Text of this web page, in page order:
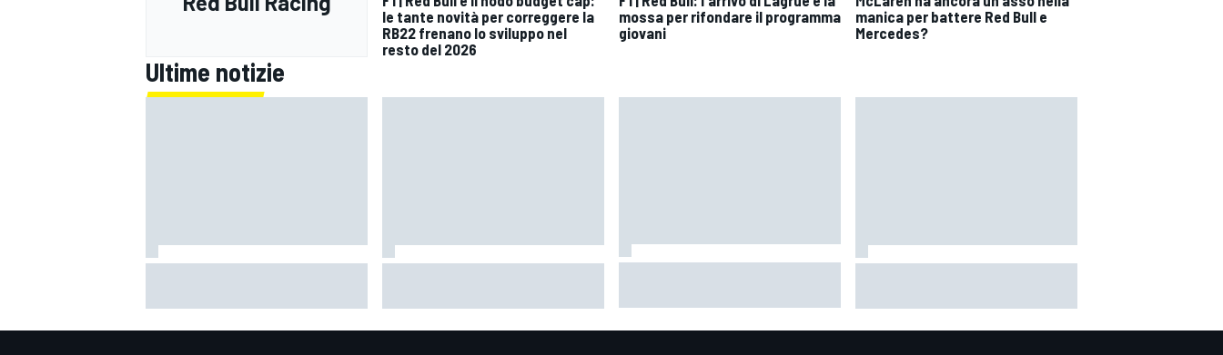
le tante novità per correggere la
RB22 frenano lo sviluppo nel
resto del 2026
mossa per rifondare il programma
giovani
manica per battere Red Bull e
Mercedes?
Ultime notizie
poi vedremo cosa succederà